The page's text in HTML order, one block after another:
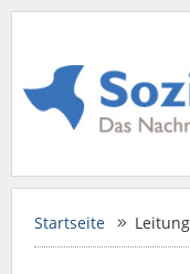
Startseite